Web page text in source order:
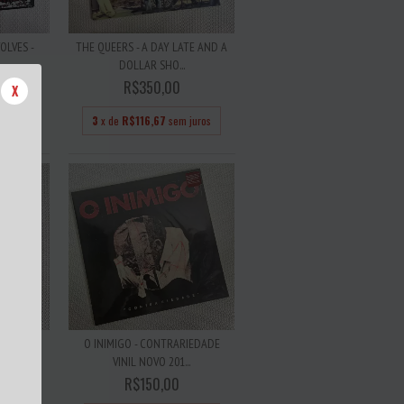
X
-
THE QUEERS - A DAY LATE AND A
DOLLAR SHO...
R$350,00
3 x de R$116,67 sem juros
O INIMIGO - CONTRARIEDADE
VINIL NOVO 201...
R$150,00